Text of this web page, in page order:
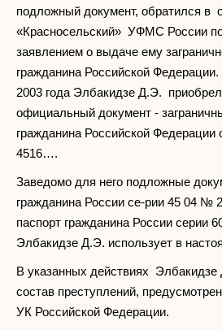
подложный документ, обратился в
«Красносельский» УФМС России
заявлением о выдаче ему
гражданина Российской
2003 года Элбакидзе Д.Э.
официальный документ -
гражданина Российской Федерации
4516….
Заведомо для него подложные
гражданина России се-рии 45 04 №
паспорт гражданина России серии
Элбакидзе Д.Э. использует в
В указанных действиях
состав преступлений,
УК Российской Федерации.